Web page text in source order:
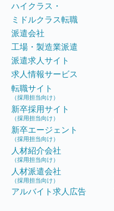
ハイクラス・
ミドルクラス転職
派遣会社
工場・製造業派遣
派遣求人サイト
求人情報サービス
転職サイト
（採用担当向け）
新卒採用サイト
（採用担当向け）
新卒エージェント
（採用担当向け）
人材紹介会社
（採用担当向け）
人材派遣会社
（採用担当向け）
アルバイト求人広告